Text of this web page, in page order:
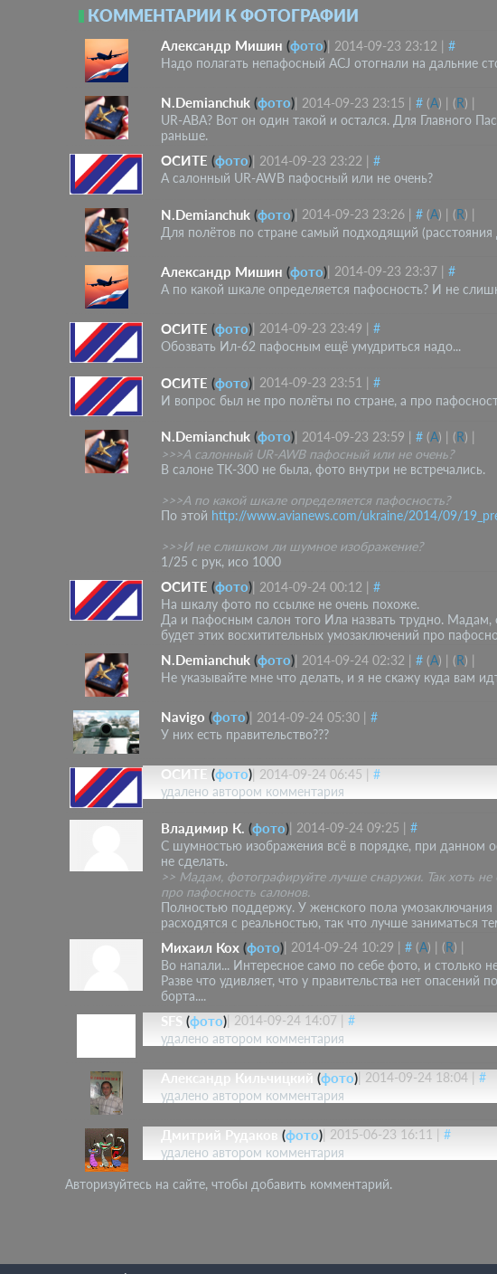
КОММЕНТАРИИ К ФОТОГРАФИИ
Александр Мишин (фото) 2014-09-23 23:12
#
Надо полагать непафосный ACJ отогнали на дальние
N.Demianchuk (фото) 2014-09-23 23:15 # (A) (R)
UR-ABA? Вот он один такой и остался. Для Главного
раньше.
ОСИТЕ (фото) 2014-09-23 23:22
#
А салонный UR-AWB пафосный или не очень?
N.Demianchuk (фото) 2014-09-23 23:26 # (A) (R)
Для полётов по стране самый подходящий
Александр Мишин (фото) 2014-09-23 23:37
#
А по какой шкале определяется пафосность? И не
ОСИТЕ (фото) 2014-09-23 23:49
#
Обозвать Ил-62 пафосным ещё умудриться надо...
ОСИТЕ (фото) 2014-09-23 23:51
#
И вопрос был не про полёты по стране, а про
N.Demianchuk (фото) 2014-09-23 23:59 # (A) (R)
>>>А салонный UR-AWB пафосный или не очень?
В салоне ТК-300 не была, фото внутри не встречались.
>>>А по какой шкале определяется пафосность?
По этой http://www.avianews.com/ukraine/2014/09/
>>>И не слишком ли шумное изображение?
1/25 с рук, исо 1000
ОСИТЕ (фото) 2014-09-24 00:12
#
На шкалу фото по ссылке не очень похоже.
Да и пафосным салон того Ила назвать трудно. Мадам,
будет этих восхитительных умозаключений про
N.Demianchuk (фото) 2014-09-24 02:32 # (A) (R)
Не указывайте мне что делать, и я не скажу куда вам
Navigo (фото) 2014-09-24 05:30
#
У них есть правительство???
ОСИТЕ (фото) 2014-09-24 06:45
#
удалено автором комментария
Владимир К. (фото) 2014-09-24 09:25
#
С шумностью изображения всё в порядке, при данном
не сделать.
>> Мадам, фотографируйте лучше снаружи. Так хоть не
про пафосность салонов.
Полностью поддержу. У женского пола
расходятся с реальностью, так что лучше заниматься
Михаил Кох (фото) 2014-09-24 10:29 # (A) (R)
Во напали... Интересное само по себе фото, и столько
Разве что удивляет, что у правительства нет
борта....
SFS (фото) 2014-09-24 14:07
#
удалено автором комментария
Александр Кильчицкий (фото) 2014-09-24 18:04
#
удалено автором комментария
Дмитрий Рудаков (фото) 2015-06-23 16:11
#
удалено автором комментария
Авторизуйтесь на сайте, чтобы добавить комментарий.